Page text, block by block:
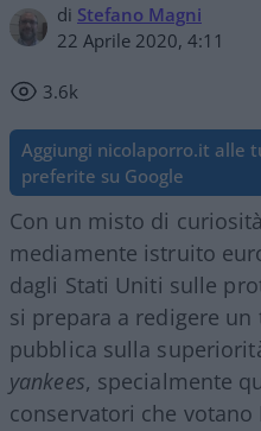
di Stefano Magni
22 Aprile 2020, 4:11
3.6k
Aggiungi nicolaporro.it alle
preferite su Google
Con un misto di
mediamente istruito
dagli Stati Uniti sulle
si prepara a redigere
pubblica sulla
yankees, specialmente
conservatori che